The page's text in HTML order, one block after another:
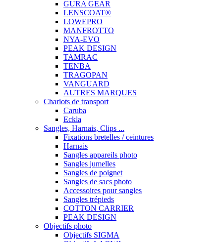
GURA GEAR
LENSCOAT®
LOWEPRO
MANFROTTO
NYA-EVO
PEAK DESIGN
TAMRAC
TENBA
TRAGOPAN
VANGUARD
AUTRES MARQUES
Chariots de transport
Caruba
Eckla
Sangles, Harnais, Clips ...
Fixations bretelles / ceintures
Harnais
Sangles appareils photo
Sangles jumelles
Sangles de poignet
Sangles de sacs photo
Accessoires pour sangles
Sangles trépieds
COTTON CARRIER
PEAK DESIGN
Objectifs photo
Objectifs SIGMA